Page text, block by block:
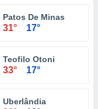
Patos De Minas
31° 17°
Teofilo Otoni
33° 17°
Uberlândia